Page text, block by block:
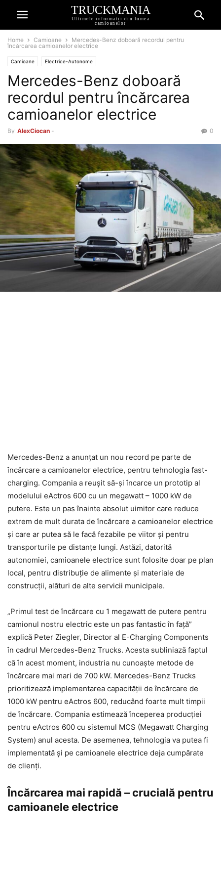
TRUCKMANIA
Ultimele informatii din lumea
camioanelor
Home Camioane
Mercedes-Benz doboară recordul pentru
încărcarea camioanelor electrice
Camioane Electrice-Autonome
Mercedes-Benz doboară
recordul pentru încărcarea
camioanelor electrice
By AlexCiocan - 0
Mercedes-Benz a anunțat un nou record pe parte de
încărcare a camioanelor electrice, pentru tehnologia fast-
charging. Compania a reușit să-și încarce un prototip al
modelului eActros 600 cu un megawatt – 1000 kW de
putere. Este un pas înainte absolut uimitor care reduce
extrem de mult durata de încărcare a camioanelor electrice
și care ar putea să le facă fezabile pe viitor și pentru
transporturile pe distanțe lungi. Astăzi, datorită
autonomiei, camioanele electrice sunt folosite doar pe plan
local, pentru distribuție de alimente și materiale de
construcții, alături de alte servicii municipale.
„Primul test de încărcare cu 1 megawatt de putere pentru
camionul nostru electric este un pas fantastic în față”
explică Peter Ziegler, Director al E-Charging Components
în cadrul Mercedes-Benz Trucks. Acesta subliniază faptul
că în acest moment, industria nu cunoaște metode de
încărcare mai mari de 700 kW. Mercedes-Benz Trucks
prioritizează implementarea capacității de încărcare de
1000 kW pentru eActros 600, reducând foarte mult timpii
de încărcare. Compania estimează începerea producției
pentru eActros 600 cu sistemul MCS (Megawatt Charging
System) anul acesta. De asemenea, tehnologia va putea fi
implementată și pe camioanele electrice deja cumpărate
de clienți.
Încărcarea mai rapidă – crucială pentru
camioanele electrice